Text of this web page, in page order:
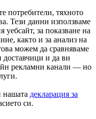
потребители, тяхното
Тези данни използваме
за показване на
както и за анализ на
можем да сравняваме
и да ви
рекламни канали — но
нашата декларация за
си.